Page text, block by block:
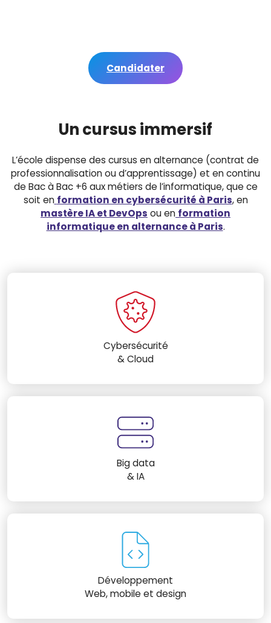
Candidater
Un cursus immersif
L’école dispense des cursus en alternance (contrat de
professionnalisation ou d’apprentissage) et en continu
de Bac à Bac +6 aux métiers de l’informatique, que ce
soit en formation en cybersécurité à Paris, en
mastère IA et DevOps ou en formation
informatique en alternance à Paris.
Cybersécurité
& Cloud
Big data
& IA
Développement
Web, mobile et design